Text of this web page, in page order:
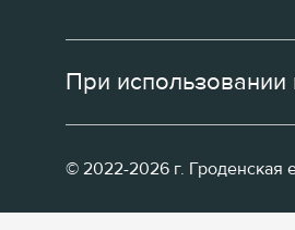
При использовании
© 2022-2026 г. Гроденская